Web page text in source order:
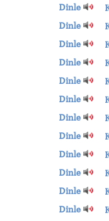
Dinle
Dinle
Dinle
Dinle
Dinle
Dinle
Dinle
Dinle
Dinle
Dinle
Dinle
Dinle